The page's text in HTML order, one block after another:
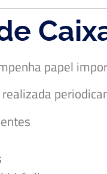
papel